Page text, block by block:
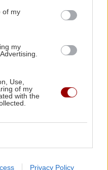
of my
my
Use,
of my
with the
Privacy Policy
των πολιτών